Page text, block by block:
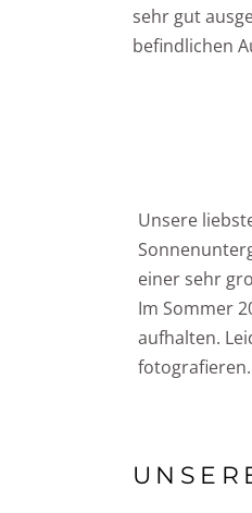
sehr gut
befindlichen
Unsere
einer sehr
Im Sommer
aufhalten.
fotografieren.